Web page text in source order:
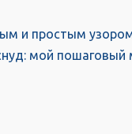
и простым
мой пошаговый